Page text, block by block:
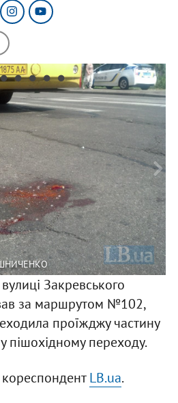
Закревського
за маршрутом №102,
проїжджу частину
пішохідному переходу.
LB.ua.